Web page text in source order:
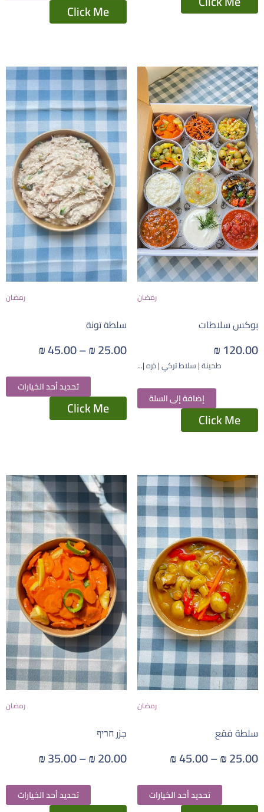
Click Me
رمضان
بوكس سلاطات
120.00
₪
طحينة | سلاط تركي | ذره |...
إضافة إلى السلة
Click Me
رمضان
سلطة تونة
25.00
₪
–
45.00
₪
تحديد أحد الخيارات
Click Me
رمضان
سلطة فقع
25.00
₪
–
45.00
₪
تحديد أحد الخيارات
رمضان
جزر חריף
20.00
₪
–
35.00
₪
تحديد أحد الخيارات